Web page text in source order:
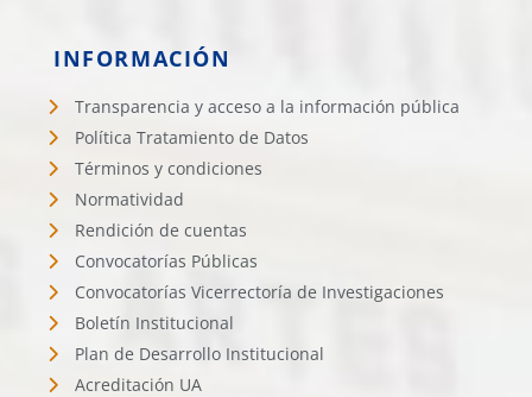
INFORMACIÓN
Transparencia y acceso a la información pública
Política Tratamiento de Datos
Términos y condiciones
Normatividad
Rendición de cuentas
Convocatorías Públicas
Convocatorías Vicerrectoría de Investigaciones
Boletín Institucional
Plan de Desarrollo Institucional
Acreditación UA